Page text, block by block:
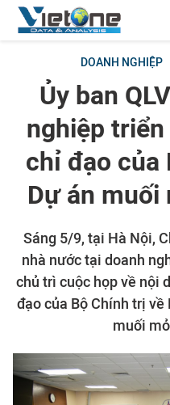
DOANH NGHIỆP
Ủy ban
nghiệp
chỉ đạo của
Dự án muối
Sáng 5/9, tại Hà Nội,
nhà nước tại doanh
chủ trì cuộc họp về nội
đạo của Bộ Chính trị
muối